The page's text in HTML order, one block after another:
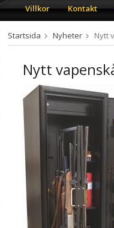
Villkor Kontakt
Startsida Nyheter Nytt
Nytt